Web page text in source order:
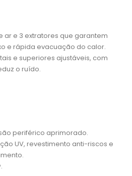
ar e 3 extratores que garantem
e rápida evacuação do calor.
e superiores ajustáveis, com
o ruído.
periférico aprimorado.
UV, revestimento anti-riscos e